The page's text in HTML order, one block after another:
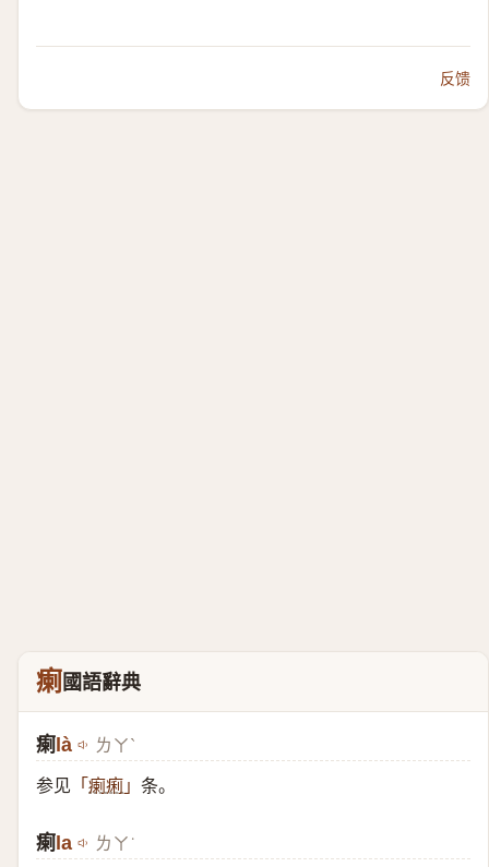
反馈
瘌國語辭典
瘌 là ㄌㄚˋ
参见 「 瘌痢 」 条。
瘌 la ㄌㄚ˙